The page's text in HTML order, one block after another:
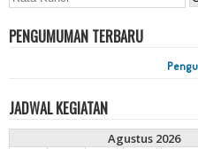
PENGUMUMAN TERBARU
JADWAL KEGIATAN
Agustus 2026